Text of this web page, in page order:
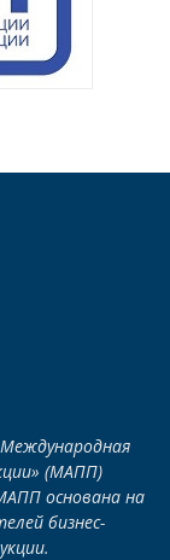
(МАПП)
основана на
бизнес-